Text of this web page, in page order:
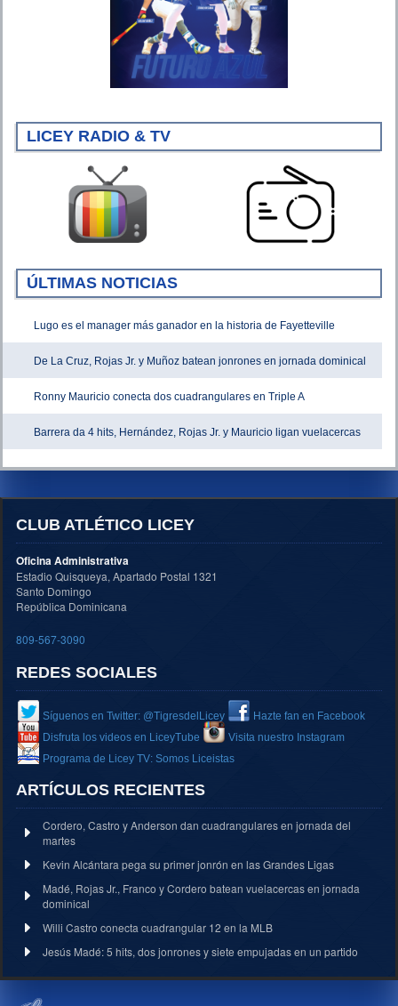
LICEY RADIO & TV
ÚLTIMAS NOTICIAS
Lugo es el manager más ganador en la historia de Fayetteville
De La Cruz, Rojas Jr. y Muñoz batean jonrones en jornada dominical
Ronny Mauricio conecta dos cuadrangulares en Triple A
Barrera da 4 hits, Hernández, Rojas Jr. y Mauricio ligan vuelacercas
CLUB ATLÉTICO LICEY
Oficina Administrativa
Estadio Quisqueya, Apartado Postal 1321
Santo Domingo
República Dominicana
809-567-3090
REDES SOCIALES
Síguenos en Twitter: @TigresdelLicey
Hazte fan en Facebook
Disfruta los videos en LiceyTube
Visita nuestro Instagram
Programa de Licey TV: Somos Liceistas
ARTÍCULOS RECIENTES
Cordero, Castro y Anderson dan cuadrangulares en jornada del
martes
Kevin Alcántara pega su primer jonrón en las Grandes Ligas
Madé, Rojas Jr., Franco y Cordero batean vuelacercas en jornada
dominical
Willi Castro conecta cuadrangular 12 en la MLB
Jesús Madé: 5 hits, dos jonrones y siete empujadas en un partido